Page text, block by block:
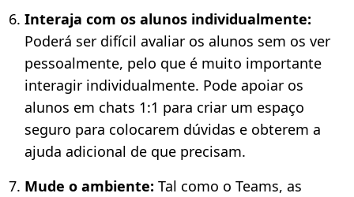
Interaja com os alunos individualmente:
Poderá ser difícil avaliar os alunos sem os ver
pessoalmente, pelo que é muito importante
interagir individualmente. Pode apoiar os
alunos em chats 1:1 para criar um espaço
seguro para colocarem dúvidas e obterem a
ajuda adicional de que precisam.
Mude o ambiente: Tal como o Teams, as